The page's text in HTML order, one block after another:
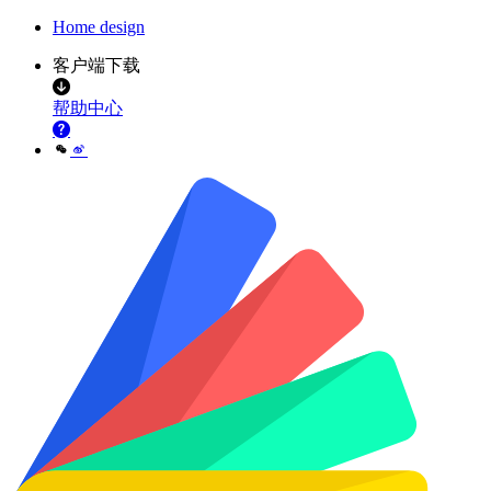
Home design
客户端下载
帮助中心